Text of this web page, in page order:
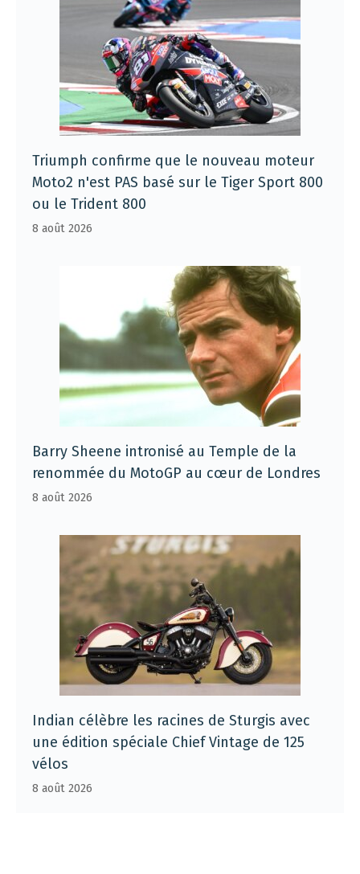
Triumph confirme que le nouveau moteur
Moto2 n'est PAS basé sur le Tiger Sport 800
ou le Trident 800
8 août 2026
Barry Sheene intronisé au Temple de la
renommée du MotoGP au cœur de Londres
8 août 2026
Indian célèbre les racines de Sturgis avec
une édition spéciale Chief Vintage de 125
vélos
8 août 2026